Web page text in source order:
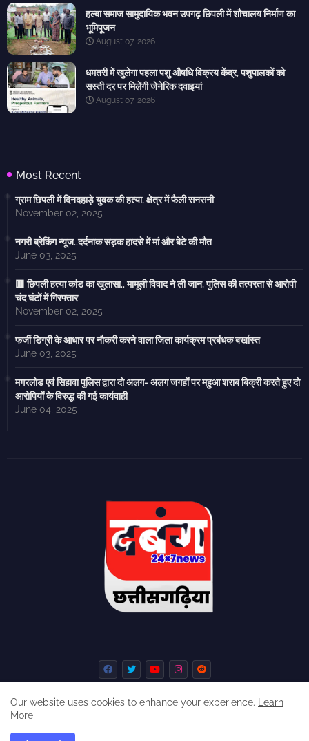
हल्बा समाज सामुदायिक भवन उपगढ़ छिपली में शौचालय निर्माण का
भूमिपूजन
August 07, 2026
धमतरी में खुलेगा पहला पशु औषधि विक्रय केंद्र, पशुपालकों को
सस्ती दर पर मिलेंगी जेनेरिक दवाइयां
August 07, 2026
Most Recent
ग्राम छिपली में दिनदहाड़े युवक की हत्या, क्षेत्र में फैली सनसनी
November 02, 2025
नगरी ब्रेकिंग न्यूज..दर्दनाक सड़क हादसे में मां और बेटे की मौत
June 03, 2025
🟥 छिपली हत्या कांड का खुलासा.. मामूली विवाद ने ली जान, पुलिस की तत्परता से आरोपी
चंद घंटों में गिरफ्तार
November 02, 2025
फर्जी डिग्री के आधार पर नौकरी करने वाला जिला कार्यक्रम प्रबंधक बर्खास्त
June 03, 2025
मगरलोड एवं सिहावा पुलिस द्वारा दो अलग- अलग जगहों पर महुआ शराब बिक्री करते हुए दो
आरोपियों के विरुद्ध की गई कार्यवाही
June 04, 2025
Our website uses cookies to enhance your experience.
Learn
More